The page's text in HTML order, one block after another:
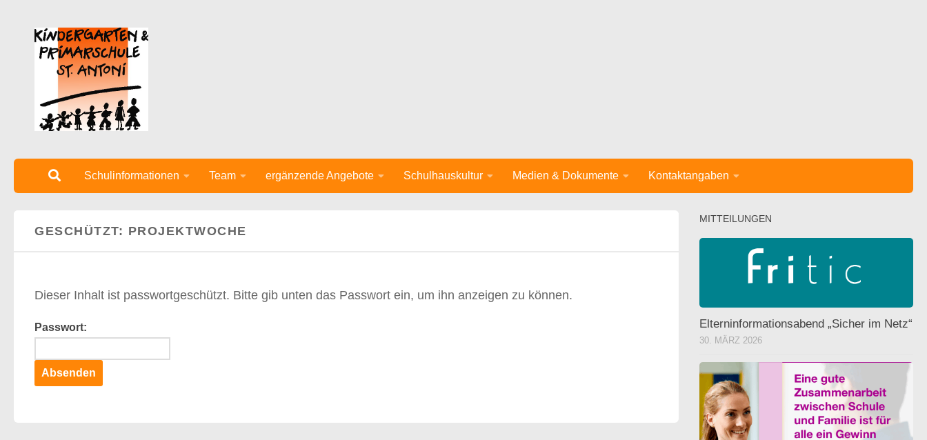
Schulinformationen Team ergänzende Angebote Schulhauskultur Medien & Dokumente Kontaktangaben
GESCHÜTZT: PROJEKTWOCHE
Dieser Inhalt ist passwortgeschützt. Bitte gib unten das Passwort ein, um ihn anzeigen zu können.
Passwort:
MITTEILUNGEN
Elterninformationsabend „Sicher im Netz“
30. MÄRZ 2026